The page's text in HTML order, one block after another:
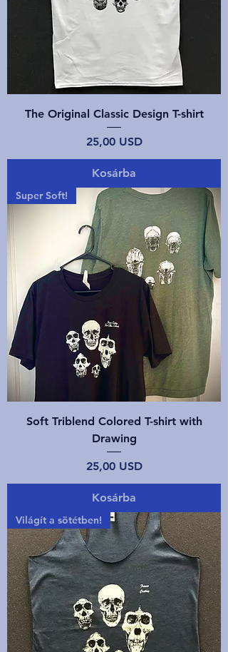
The Original Classic Design T-shirt
Ár
25,00 USD
Kosárba
Super Soft!
Soft Triblend Colored T-shirt with
Drawing
Ár
25,00 USD
Kosárba
Világít a sötétben!